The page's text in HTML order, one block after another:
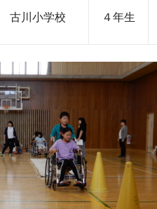
古川小学校 ４年生